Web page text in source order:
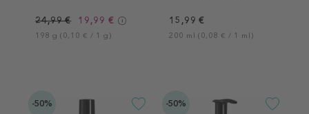
24,99 € 19,99 €
198 g (0,10 € / 1 g)
15,99 €
200 ml (0,08 € / 1 ml)
-50% -50%